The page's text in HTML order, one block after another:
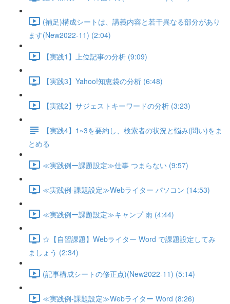
(補足)構成シートは、講義内容と若干異なる部分があり
ます(New2022-11) (2:04)
【実践1】上位記事の分析 (9:09)
【実践3】Yahoo!知恵袋の分析 (6:48)
【実践2】サジェストキーワードの分析 (3:23)
【実践4】1~3を要約し、検索者の状況と悩み(問い)をま
とめる
≪実践例ー課題設定≫仕事 つまらない (9:57)
≪実践例-課題設定≫Webライター パソコン (14:53)
≪実践例ー課題設定≫キャンプ 雨 (4:44)
☆【自習課題】Webライター Word で課題設定してみ
ましょう (2:34)
(記事構成シートの修正点)(New2022-11) (5:14)
≪実践例-課題設定≫Webライター Word (8:26)